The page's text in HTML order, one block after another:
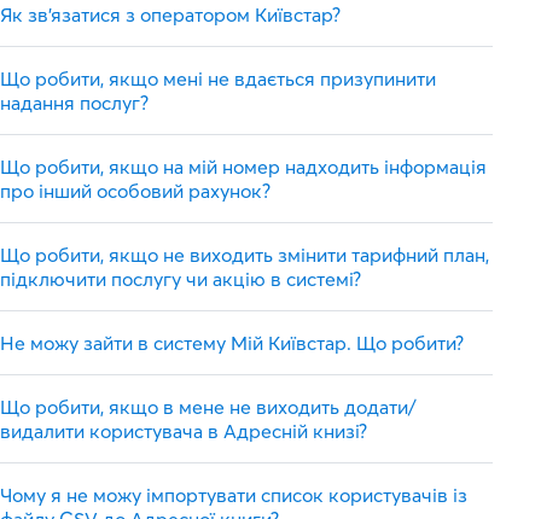
Як зв'язатися з оператором Київстар?
Що робити, якщо мені не вдається призупинити
надання послуг?
Що робити, якщо на мій номер надходить інформація
про інший особовий рахунок?
Що робити, якщо не виходить змінити тарифний план,
підключити послугу чи акцію в системі?
Не можу зайти в систему Мій Київстар. Що робити?
Що робити, якщо в мене не виходить додати/
видалити користувача в Адресній книзі?
Чому я не можу імпортувати список користувачів із